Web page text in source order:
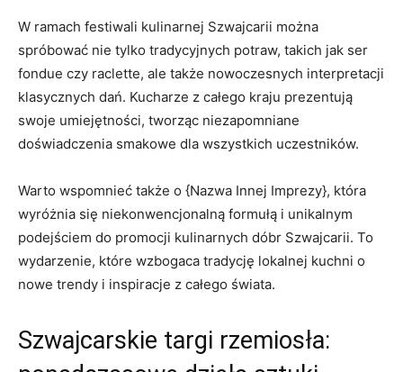
W ramach festiwali kulinarnej Szwajcarii można
spróbować nie tylko tradycyjnych potraw, takich jak ser
fondue czy raclette, ale także nowoczesnych interpretacji
klasycznych ⁣dań.​ Kucharze z całego kraju prezentują
swoje umiejętności, tworząc niezapomniane
doświadczenia smakowe dla wszystkich ⁢uczestników.
Warto‍ wspomnieć także o {Nazwa Innej Imprezy}, która
‌wyróżnia się niekonwencjonalną⁣ formułą i unikalnym
podejściem do promocji kulinarnych dóbr Szwajcarii. To‍
wydarzenie, ⁢które wzbogaca tradycję lokalnej kuchni o
nowe trendy i inspiracje z całego świata.
Szwajcarskie targi rzemiosła: